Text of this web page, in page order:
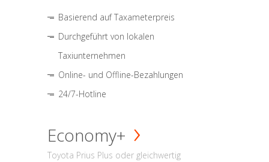
Basierend auf Taxameterpreis
Durchgeführt von lokalen
Taxiunternehmen
Online- und Offline-Bezahlungen
24/7-Hotline
Economy+
Toyota Prius Plus oder gleichwertig